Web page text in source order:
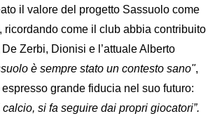
il valore del progetto Sassuolo come
come il club abbia contribuito
Zerbi, Dionisi e l’attuale Alberto
è sempre stato un contesto sano",
grande fiducia nel suo futuro:
si fa seguire dai propri giocatori”.